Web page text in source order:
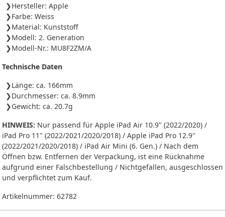
Hersteller: Apple
Farbe: Weiss
Material: Kunststoff
Modell: 2. Generation
Modell-Nr.: MU8F2ZM/A
Technische Daten
Länge: ca. 166mm
Durchmesser: ca. 8.9mm
Gewicht: ca. 20.7g
HINWEIS: Nur passend für Apple iPad Air 10.9" (2022/2020) /
iPad Pro 11" (2022/2021/2020/2018) / Apple iPad Pro 12.9"
(2022/2021/2020/2018) / iPad Air Mini (6. Gen.) / Nach dem
Öffnen bzw. Entfernen der Verpackung, ist eine Rücknahme
aufgrund einer Falschbestellung / Nichtgefallen, ausgeschlossen
und verpflichtet zum Kauf.
Artikelnummer: 62782